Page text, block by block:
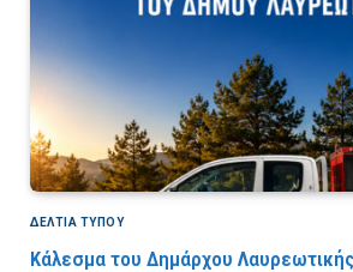
ΔΕΛΤΙΑ ΤΥΠΟΥ
Κάλεσμα του Δημάρχου